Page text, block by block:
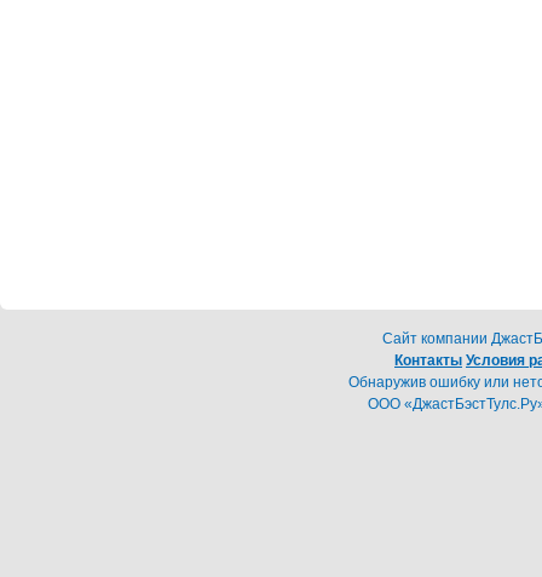
Cайт компании
Контакты Условия
Обнаружив ошибку или
ООО